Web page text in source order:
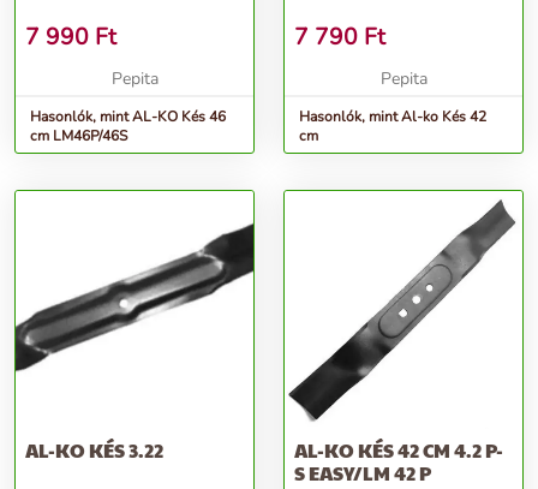
7 990 Ft
Pepita
Hasonlók, mint AL-KO Kés 46
cm LM46P/46S
7 790 Ft
Pepita
Hasonlók, mint Al-ko Kés 42
cm
AL-KO KÉS 3.22
AL-KO KÉS 42 CM 4.2 P-
S EASY/LM 42 P